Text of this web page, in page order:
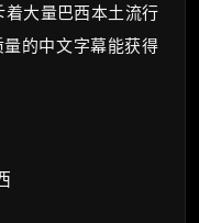
大量巴西本土流行
的中文字幕能获得